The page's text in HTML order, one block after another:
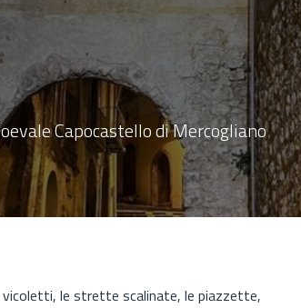
Capocastello di Mercogliano
le strette scalinate, le piazzette,